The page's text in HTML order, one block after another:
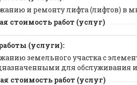
и ремонту лифта (лифтов) в
стоимость работ (услуг)
(услуги):
земельного участка с
для обслуживания
стоимость работ (услуг)